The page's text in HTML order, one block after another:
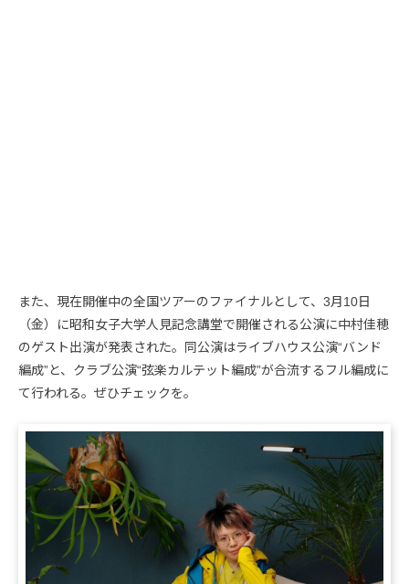
また、現在開催中の全国ツアーのファイナルとして、3月10日
（金）に昭和女子大学人見記念講堂で開催される公演に中村佳穂
のゲスト出演が発表された。同公演はライブハウス公演“バンド
編成”と、クラブ公演“弦楽カルテット編成”が合流するフル編成に
て行われる。ぜひチェックを。